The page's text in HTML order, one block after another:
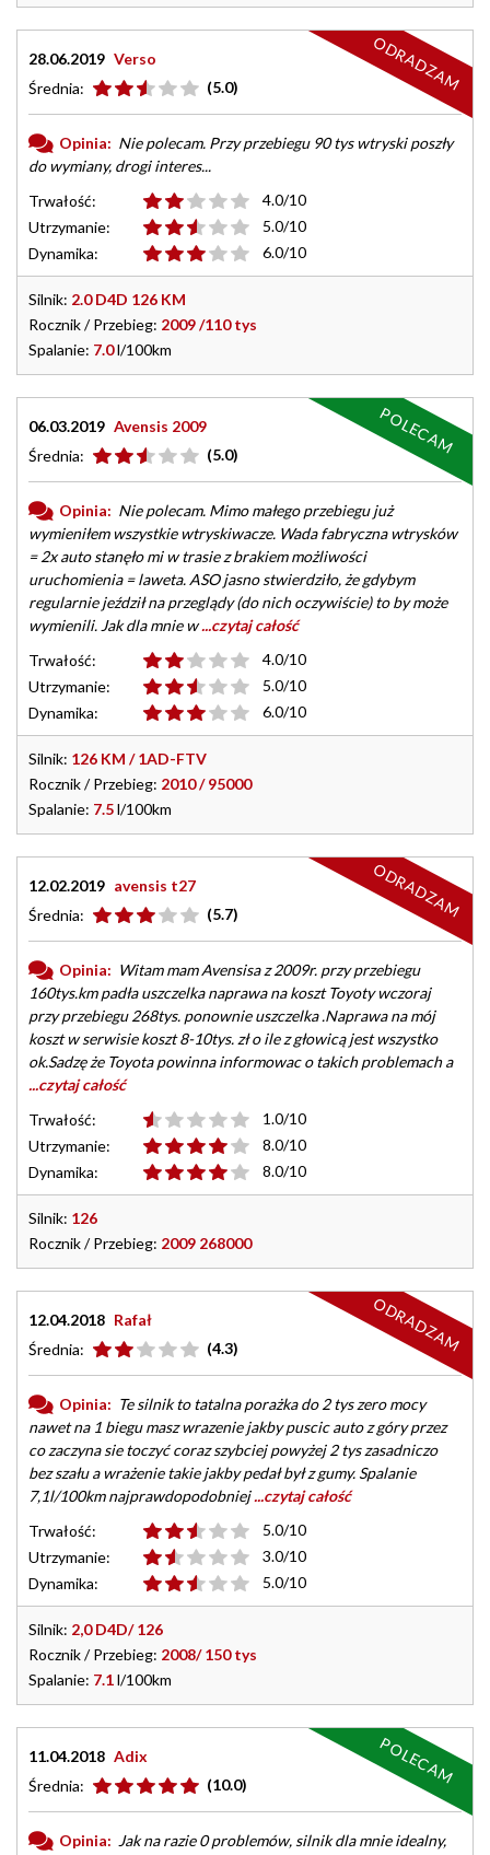
28.06.2019 Verso
Średnia:
(5.0)
Opinia: Nie polecam. Przy przebiegu 90 tys wtryski poszły
do wymiany, drogi interes...
Trwałość:
4.0/10
Utrzymanie:
5.0/10
Dynamika:
6.0/10
Silnik: 2.0 D4D 126 KM
Rocznik / Przebieg: 2009 /110 tys
Spalanie: 7.0l/100km
ODRADZAM
06.03.2019 Avensis 2009
Średnia:
(5.0)
Opinia: Nie polecam. Mimo małego przebiegu już
wymieniłem wszystkie wtryskiwacze. Wada fabryczna wtrysków
= 2x auto stanęło mi w trasie z brakiem możliwości
uruchomienia = laweta. ASO jasno stwierdziło, że gdybym
regularnie jeździł na przeglądy (do nich oczywiście) to by może
wymienili. Jak dla mnie w...czytaj całość
Trwałość:
4.0/10
Utrzymanie:
5.0/10
Dynamika:
6.0/10
Silnik: 126 KM / 1AD-FTV
Rocznik / Przebieg: 2010 / 95000
Spalanie: 7.5l/100km
POLECAM
12.02.2019 avensis t27
Średnia:
(5.7)
Opinia: Witam mam Avensisa z 2009r. przy przebiegu
160tys.km padła uszczelka naprawa na koszt Toyoty wczoraj
przy przebiegu 268tys. ponownie uszczelka .Naprawa na mój
koszt w serwisie koszt 8-10tys. zł o ile z głowicą jest wszystko
ok.Sadzę że Toyota powinna informowac o takich problemach a
...czytaj całość
Trwałość:
1.0/10
Utrzymanie:
8.0/10
Dynamika:
8.0/10
Silnik: 126
Rocznik / Przebieg: 2009 268000
ODRADZAM
12.04.2018 Rafał
Średnia:
(4.3)
Opinia: Te silnik to tatalna porażka do 2 tys zero mocy
nawet na 1 biegu masz wrazenie jakby puscic auto z góry przez
co zaczyna sie toczyć coraz szybciej powyżej 2 tys zasadniczo
bez szału a wrażenie takie jakby pedał był z gumy. Spalanie
7,1l/100km najprawdopodobniej...czytaj całość
Trwałość:
5.0/10
Utrzymanie:
3.0/10
Dynamika:
5.0/10
Silnik: 2,0 D4D/ 126
Rocznik / Przebieg: 2008/ 150 tys
Spalanie: 7.1l/100km
ODRADZAM
11.04.2018 Adix
Średnia:
(10.0)
Opinia: Jak na razie 0 problemów, silnik dla mnie idealny,
POLECAM